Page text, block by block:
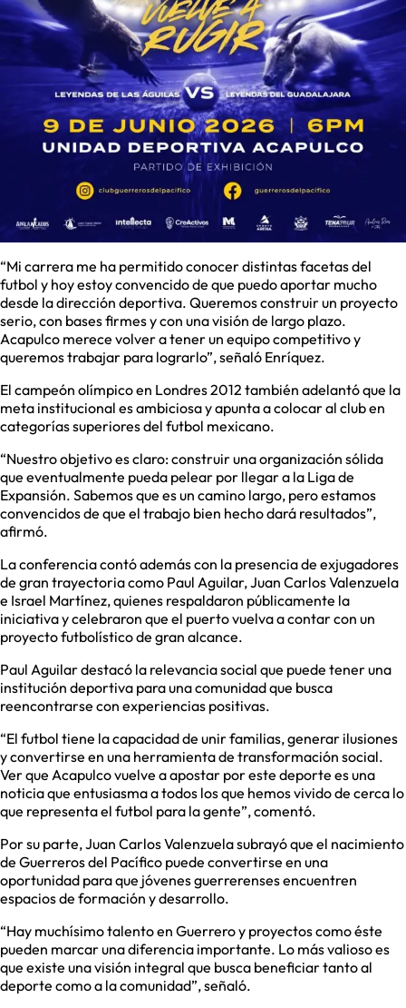
“Mi carrera me ha permitido conocer distintas facetas del
futbol y hoy estoy convencido de que puedo aportar mucho
desde la dirección deportiva. Queremos construir un proyecto
serio, con bases firmes y con una visión de largo plazo.
Acapulco merece volver a tener un equipo competitivo y
queremos trabajar para lograrlo”, señaló Enríquez.
El campeón olímpico en Londres 2012 también adelantó que la
meta institucional es ambiciosa y apunta a colocar al club en
categorías superiores del futbol mexicano.
“Nuestro objetivo es claro: construir una organización sólida
que eventualmente pueda pelear por llegar a la Liga de
Expansión. Sabemos que es un camino largo, pero estamos
convencidos de que el trabajo bien hecho dará resultados”,
afirmó.
La conferencia contó además con la presencia de exjugadores
de gran trayectoria como Paul Aguilar, Juan Carlos Valenzuela
e Israel Martínez, quienes respaldaron públicamente la
iniciativa y celebraron que el puerto vuelva a contar con un
proyecto futbolístico de gran alcance.
Paul Aguilar destacó la relevancia social que puede tener una
institución deportiva para una comunidad que busca
reencontrarse con experiencias positivas.
“El futbol tiene la capacidad de unir familias, generar ilusiones
y convertirse en una herramienta de transformación social.
Ver que Acapulco vuelve a apostar por este deporte es una
noticia que entusiasma a todos los que hemos vivido de cerca lo
que representa el futbol para la gente”, comentó.
Por su parte, Juan Carlos Valenzuela subrayó que el nacimiento
de Guerreros del Pacífico puede convertirse en una
oportunidad para que jóvenes guerrerenses encuentren
espacios de formación y desarrollo.
“Hay muchísimo talento en Guerrero y proyectos como éste
pueden marcar una diferencia importante. Lo más valioso es
que existe una visión integral que busca beneficiar tanto al
deporte como a la comunidad”, señaló.